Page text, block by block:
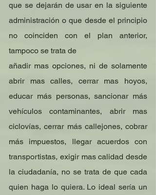
que se dejarán de usar en la siguiente
administración o que desde el principio
no coinciden con el plan anterior,
tampoco se trata de
añadir mas opciones, ni de solamente
abrir mas calles, cerrar mas hoyos,
educar más personas, sancionar más
vehículos contaminantes, abrir mas
ciclovías, cerrar más callejones, cobrar
más impuestos, llegar acuerdos con
transportistas, exigir mas calidad desde
la ciudadanía, no se trata de que cada
quien haga lo quiera. Lo ideal sería un